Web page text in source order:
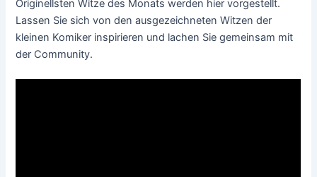
Originellsten Witze des Monats werden hier vorgestellt.
Lassen Sie sich von den ausgezeichneten Witzen der
kleinen Komiker inspirieren und lachen Sie gemeinsam mit
der Community.